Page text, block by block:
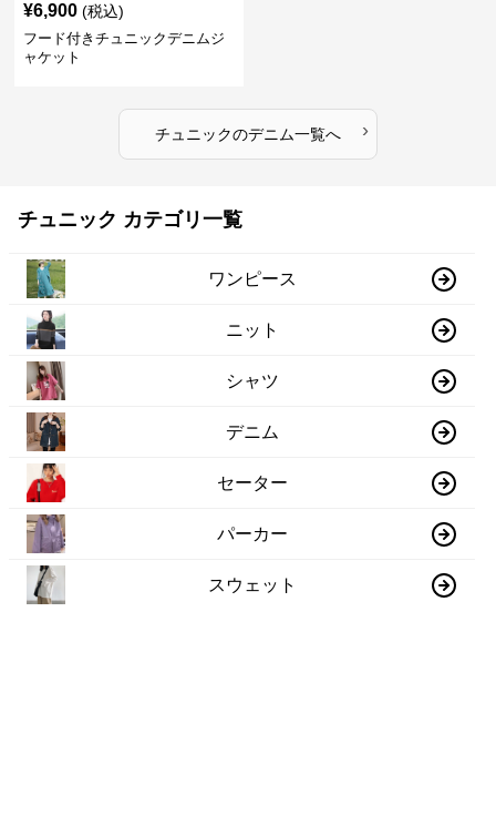
¥6,900 (税込)
フード付きチュニックデニムジ
ャケット
チュニックのデニム一覧へ ›
チュニック カテゴリ一覧
ワンピース
ニット
シャツ
デニム
セーター
パーカー
スウェット